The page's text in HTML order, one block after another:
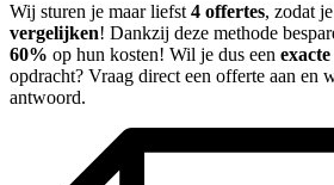
Wij sturen je maar liefst 4 offertes, zodat
vergelijken! Dankzij deze methode
60% op hun kosten! Wil je dus een
opdracht? Vraag direct een offerte aan en
antwoord.